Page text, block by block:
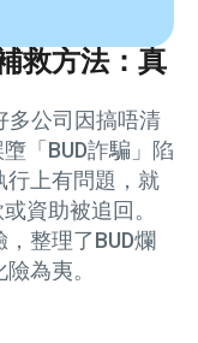
救方法：真
多公司因搞唔清
「BUD詐騙」陷
行上有問題，就
資助被追回。
整理了BUD爛
為夷。